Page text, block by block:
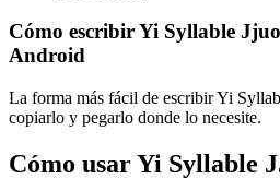
Cómo escribir Yi Syllable
Android
La forma más fácil de escribir Yi
copiarlo y pegarlo donde lo necesite.
Cómo usar Yi Syllable